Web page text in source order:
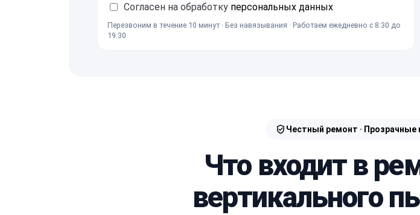
Согласен на обработку персональных данных
Перезвоним в течение 10 минут · Без навязывания · Работаем ежедневно с 8:30 до
19:30
Честный ремонт · Прозрачные
Что входит в
вертикального